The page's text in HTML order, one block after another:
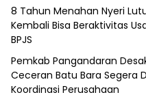
8 Tahun Menahan Nyeri
Kembali Bisa Beraktivitas
BPJS
Pemkab Pangandaran
Ceceran Batu Bara Segera
Koordinasi Perusahaan